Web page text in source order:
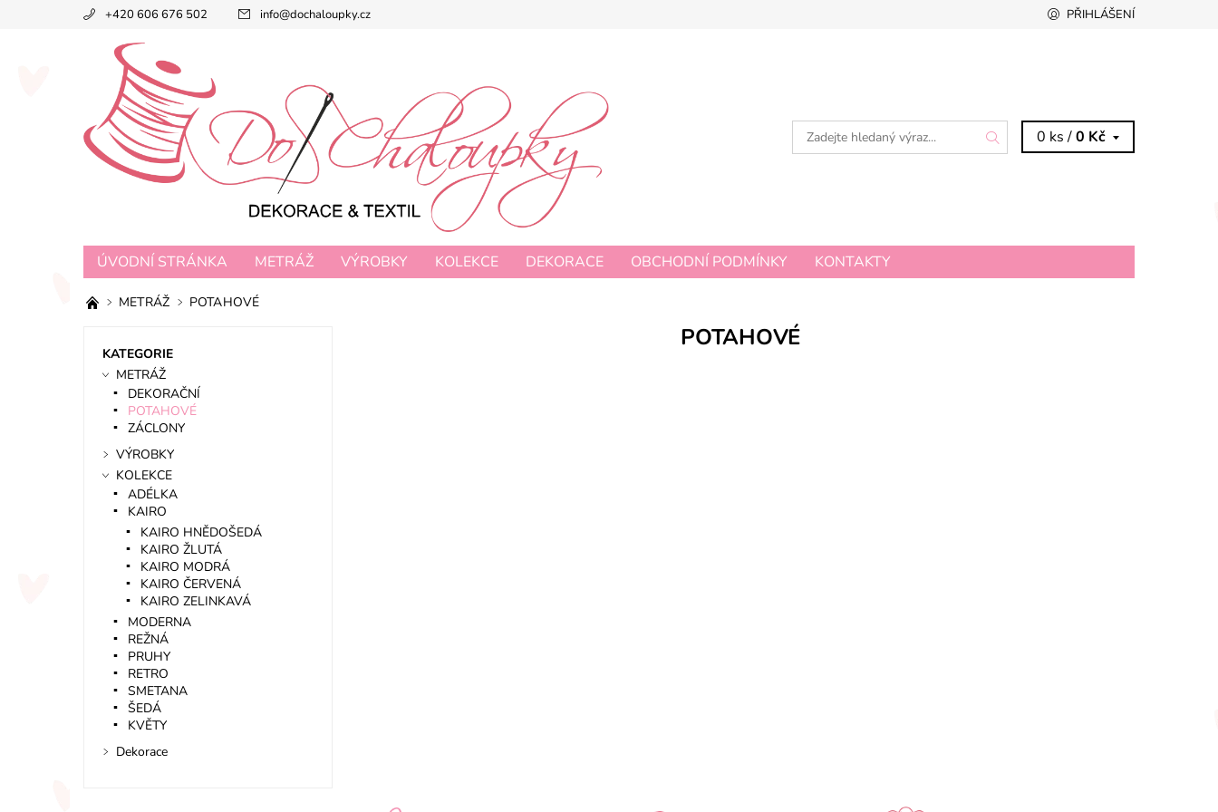
+420 606 676 502 info@dochaloupky.cz PŘIHLÁŠENÍ
0 ks /0 Kč
ÚVODNÍ STRÁNKA METRÁŽ VÝROBKY KOLEKCE DEKORACE OBCHODNÍ PODMÍNKY KONTAKTY
METRÁŽ POTAHOVÉ
POTAHOVÉ
KATEGORIE
METRÁŽ
DEKORAČNÍ
POTAHOVÉ
ZÁCLONY
VÝROBKY
KOLEKCE
ADÉLKA
KAIRO
KAIRO HNĚDOŠEDÁ
KAIRO ŽLUTÁ
KAIRO MODRÁ
KAIRO ČERVENÁ
KAIRO ZELINKAVÁ
MODERNA
REŽNÁ
PRUHY
RETRO
SMETANA
ŠEDÁ
KVĚTY
Dekorace